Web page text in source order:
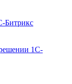
Битрикс
1С-